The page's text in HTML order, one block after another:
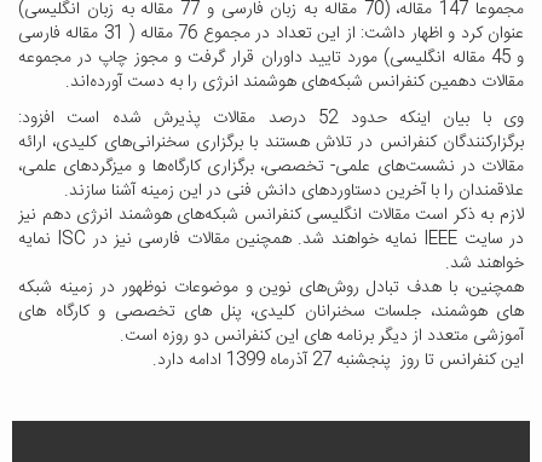
مجموعا 147 مقاله، (70 مقاله به زبان فارسی و 77 مقاله به زبان انگلیسی)
عنوان کرد و اظهار داشت: از این تعداد در مجموع 76 مقاله ( 31 مقاله فارسی
و 45 مقاله انگلیسی) مورد تایید داوران قرار گرفت و مجوز چاپ در مجموعه
مقالات دهمین کنفرانس شبکه‌های هوشمند انرژی را به دست آورده‌اند.
وی با بیان اینکه حدود 52 درصد مقالات پذیرش شده است افزود:
برگزارکنندگان کنفرانس در تلاش هستند با برگزاری سخنرانی‌های کلیدی، ارائه
مقالات در نشست‌های علمی- تخصصی، برگزاری کارگاه‌ها و میزگردهای علمی،
علاقمندان را با آخرین دستاوردهای دانش فنی در این زمینه آشنا سازند.
لازم به ذکر است مقالات انگلیسی کنفرانس شبکه‌های هوشمند انرژی دهم نیز
در سایت IEEE نمایه خواهند شد. همچنین مقالات فارسی نیز در ISC نمایه
خواهند شد.
همچنین، با هدف تبادل روش‌های نوین و موضوعات نوظهور در زمینه شبکه
های هوشمند، جلسات سخنرانان کلیدی، پنل های تخصصی و کارگاه های
آموزشی متعدد از دیگر برنامه های این کنفرانس دو روزه است.
این کنفرانس تا روز پنجشنبه 27 آذرماه 1399 ادامه دارد.